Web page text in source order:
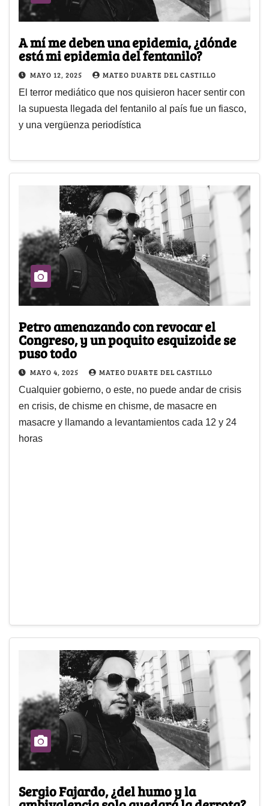
A mí me deben una epidemia, ¿dónde
está mi epidemia del fentanilo?
MAYO 12, 2025 MATEO DUARTE DEL CASTILLO
El terror mediático que nos quisieron hacer sentir con
la supuesta llegada del fentanilo al país fue un fiasco,
y una vergüenza periodística
Petro amenazando con revocar el
Congreso, y un poquito esquizoide se
puso todo
MAYO 4, 2025 MATEO DUARTE DEL CASTILLO
Cualquier gobierno, o este, no puede andar de crisis
en crisis, de chisme en chisme, de masacre en
masacre y llamando a levantamientos cada 12 y 24
horas
Sergio Fajardo, ¿del humo y la